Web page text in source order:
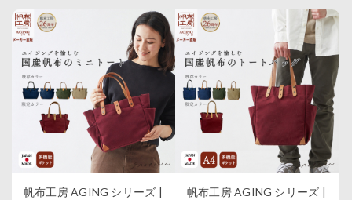
帆布工房 AGING シリーズ |
帆布工房 AGING シリーズ |